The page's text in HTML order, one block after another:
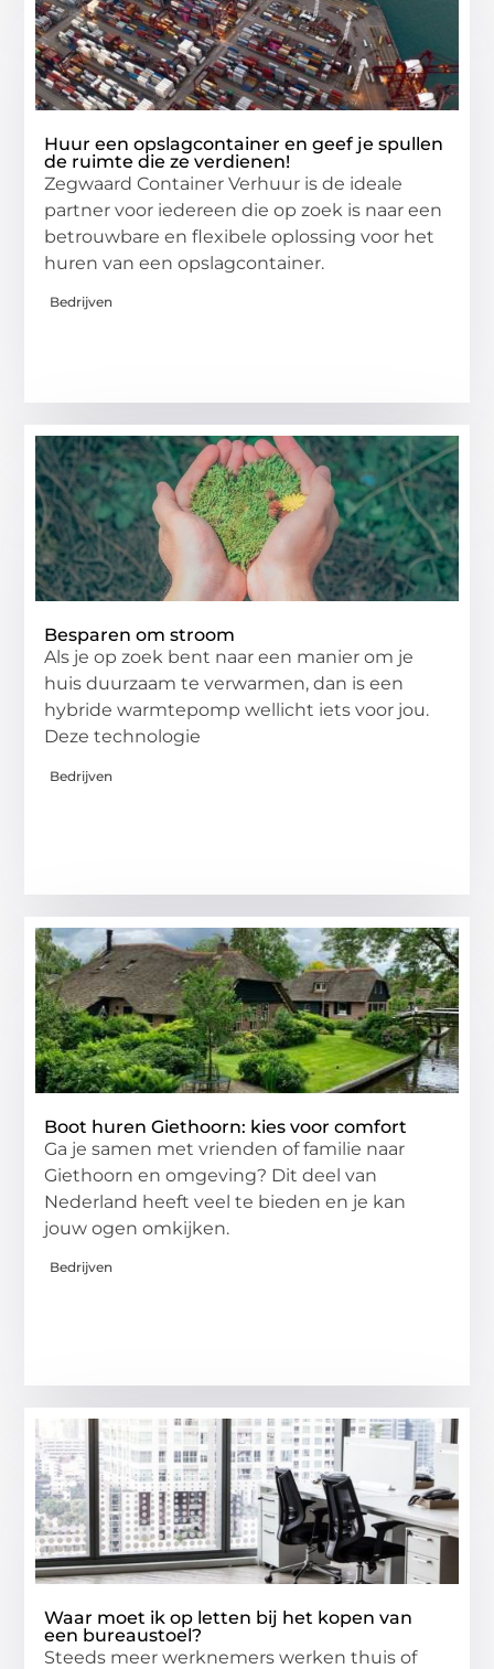
Huur een opslagcontainer en geef je spullen
de ruimte die ze verdienen!
Zegwaard Container Verhuur is de ideale
partner voor iedereen die op zoek is naar een
betrouwbare en flexibele oplossing voor het
huren van een opslagcontainer.
Bedrijven
Besparen om stroom
Als je op zoek bent naar een manier om je
huis duurzaam te verwarmen, dan is een
hybride warmtepomp wellicht iets voor jou.
Deze technologie
Bedrijven
Boot huren Giethoorn: kies voor comfort
Ga je samen met vrienden of familie naar
Giethoorn en omgeving? Dit deel van
Nederland heeft veel te bieden en je kan
jouw ogen omkijken.
Bedrijven
Waar moet ik op letten bij het kopen van
een bureaustoel?
Steeds meer werknemers werken thuis of